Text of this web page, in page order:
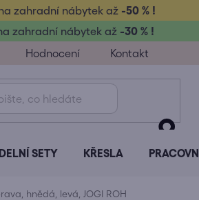
zahradní nábytek až-50 % !
zahradní nábytek až -30 % !
Hodnocení Kontakt
SETY KŘESLA
hnědá, levá, JOGI ROH